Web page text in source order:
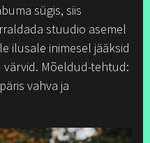
sügis, siis
stuudio asemel
ilusale inimesel jääksid
värvid. Mõeldud-tehtud:
vahva ja